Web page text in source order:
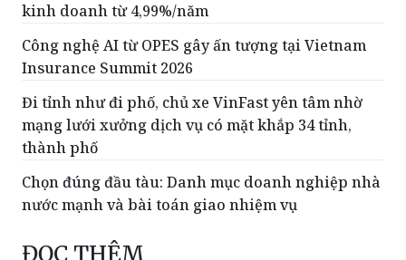
kinh doanh từ 4,99%/năm
Công nghệ AI từ OPES gây ấn tượng tại Vietnam
Insurance Summit 2026
Đi tỉnh như đi phố, chủ xe VinFast yên tâm nhờ
mạng lưới xưởng dịch vụ có mặt khắp 34 tỉnh,
thành phố
Chọn đúng đầu tàu: Danh mục doanh nghiệp nhà
nước mạnh và bài toán giao nhiệm vụ